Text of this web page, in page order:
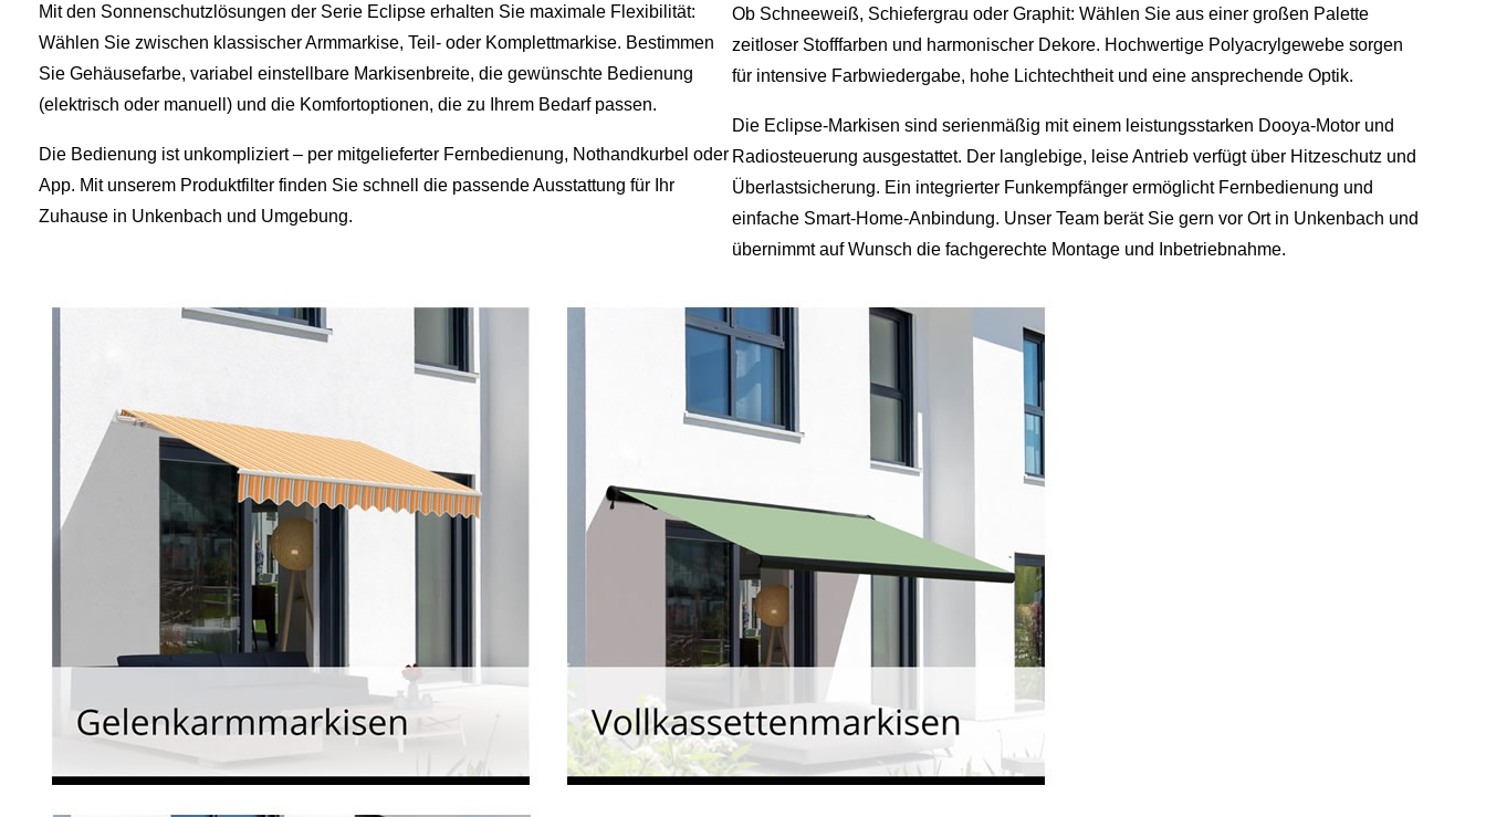
Mit den Sonnenschutzlösungen der Serie Eclipse erhalten Sie maximale Flexibilität:
Wählen Sie zwischen klassischer Armmarkise, Teil- oder Komplettmarkise. Bestimmen
Sie Gehäusefarbe, variabel einstellbare Markisenbreite, die gewünschte Bedienung
(elektrisch oder manuell) und die Komfortoptionen, die zu Ihrem Bedarf passen.
Die Bedienung ist unkompliziert – per mitgelieferter Fernbedienung, Nothandkurbel oder
App. Mit unserem Produktfilter finden Sie schnell die passende Ausstattung für Ihr
Zuhause in Unkenbach und Umgebung.
Ob Schneeweiß, Schiefergrau oder Graphit: Wählen Sie aus einer großen Palette
zeitloser Stofffarben und harmonischer Dekore. Hochwertige Polyacrylgewebe sorgen
für intensive Farbwiedergabe, hohe Lichtechtheit und eine ansprechende Optik.
Die Eclipse‑Markisen sind serienmäßig mit einem leistungsstarken Dooya‑Motor und
Radiosteuerung ausgestattet. Der langlebige, leise Antrieb verfügt über Hitzeschutz und
Überlastsicherung. Ein integrierter Funkempfänger ermöglicht Fernbedienung und
einfache Smart‑Home‑Anbindung. Unser Team berät Sie gern vor Ort in Unkenbach und
übernimmt auf Wunsch die fachgerechte Montage und Inbetriebnahme.